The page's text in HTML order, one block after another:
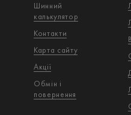
Шинний
калькулятор
Контакти
Карта сайту
Акції
Обмін і
повернення